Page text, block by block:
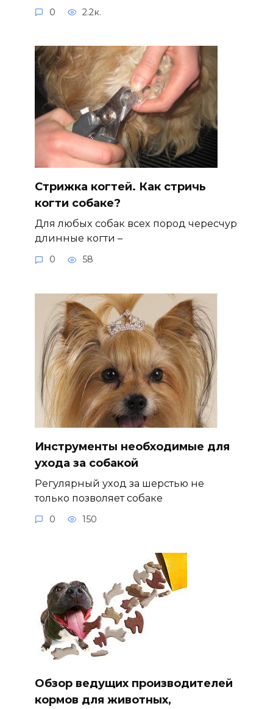
0 2.2к.
Стрижка когтей. Как стричь
когти собаке?
Для любых собак всех пород чересчур
длинные когти –
0 58
Инструменты необходимые для
ухода за собакой
Регулярный уход за шерстью не
только позволяет собаке
0 150
Обзор ведущих производителей
кормов для животных,